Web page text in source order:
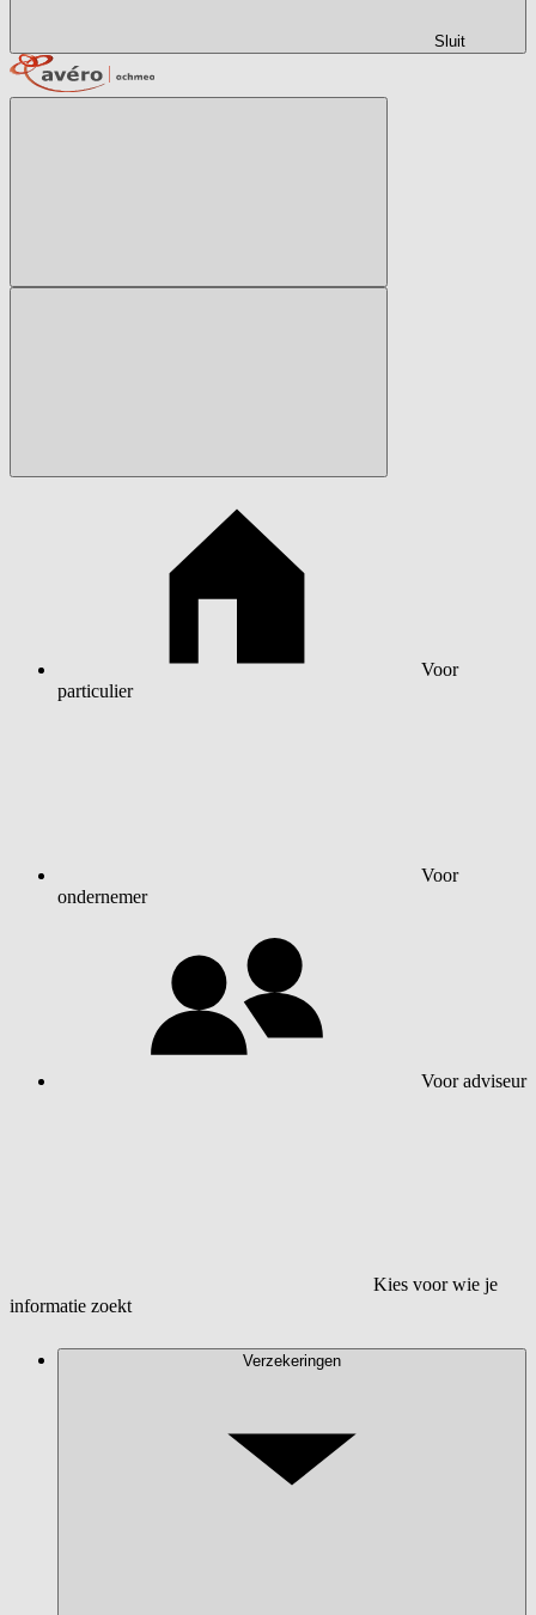
Sluit
Voor
particulier
Voor
ondernemer
Voor adviseur
Kies voor wie je
informatie zoekt
Verzekeringen